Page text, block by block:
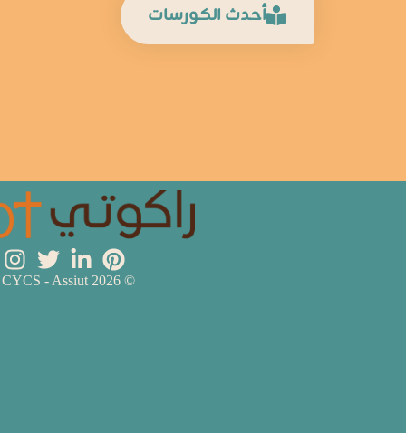
أحدث الكورسات
© 2026 Rakoty CYCS - Assiut